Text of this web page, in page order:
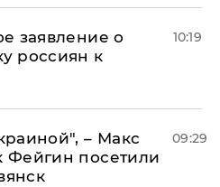
заявление о
россиян к
10:19
– Макс
Фейгин посетили
09:29